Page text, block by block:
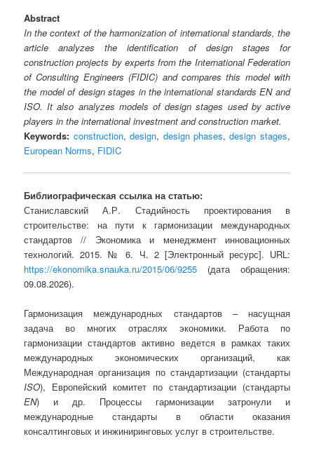
Abstract
In the context of the harmonization of international standards, the
article analyzes the identification of design stages for
construction projects by experts from the International Federation
of Consulting Engineers (FIDIC) and compares this model with
the model of design stages in the international standards EN and
ISO. It also analyzes models of design stages used by active
players in the international investment and construction market.
Keywords: construction,design, design phases,design stages,
European Norms, FIDIC
Библиографическая ссылка на статью:
Станиславский А.Р. Стадийность проектирования в
строительстве: на пути к гармонизации международных
стандартов // Экономика и менеджмент инновационных
технологий. 2015. № 6. Ч. 2 [Электронный ресурс]. URL:
https://ekonomika.snauka.ru/2015/06/9255 (дата обращения:
09.08.2026).
Гармонизация международных стандартов – насущная
задача во многих отраслях экономики. Работа по
гармонизации стандартов активно ведется в рамках таких
международных экономических организаций, как
Международная организация по стандартизации (стандарты
ISO), Европейский комитет по стандартизации (стандарты
EN) и др. Процессы гармонизации затронули и
международные стандарты в области оказания
консалтинговых и инжиниринговых услуг в строительстве.